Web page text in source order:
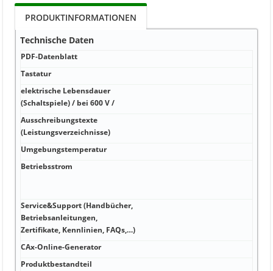
PRODUKTINFORMATIONEN
Technische Daten
PDF-Datenblatt
Tastatur
elektrische Lebensdauer
(Schaltspiele) / bei 600 V /
Ausschreibungstexte
(Leistungsverzeichnisse)
Umgebungstemperatur
Betriebsstrom
Service&Support (Handbücher,
Betriebsanleitungen,
Zertifikate, Kennlinien, FAQs,…)
CAx-Online-Generator
Produktbestandteil